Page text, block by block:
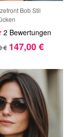
Bob Stil
2 Bewertungen
€ 147,00 €